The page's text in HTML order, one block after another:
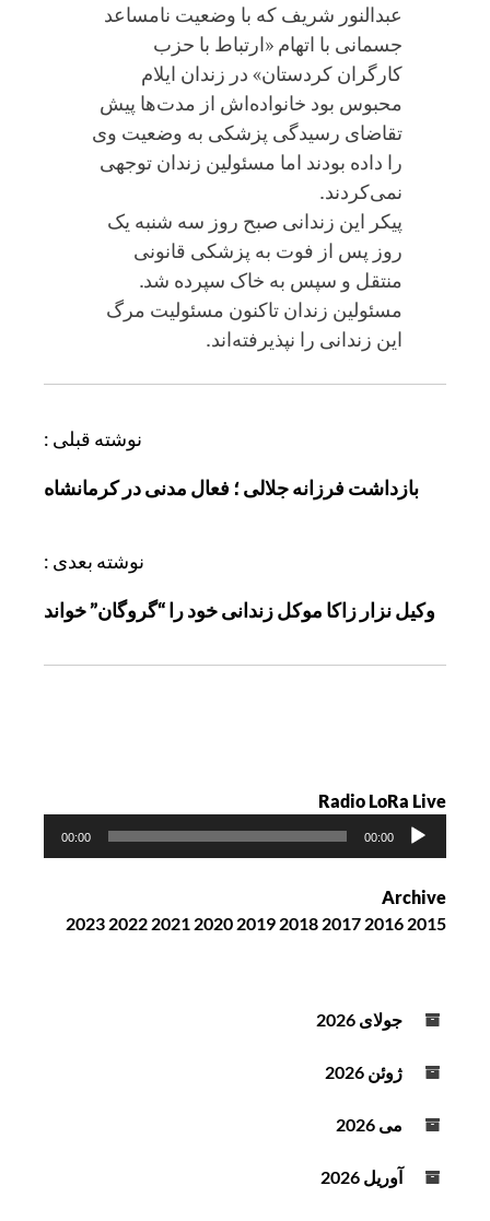
عبدالنور شریف که با وضعیت نامساعد
جسمانی با اتهام «ارتباط با حزب
کارگران کردستان» در زندان ایلام
محبوس بود خانواده‌اش از مدت‌ها پیش
تقاضای رسیدگی پزشکی به وضعیت وی
را داده بودند اما مسئولین زندان توجهی
نمی‌کردند.
پیکر این زندانی صبح روز سه شنبه یک
روز پس از فوت به پزشکی قانونی
منتقل و سپس به خاک سپرده شد.
مسئولین زندان تاکنون مسئولیت مرگ
این زندانی را نپذیرفته‌اند.
ش
نوشته قبلی :
بازداشت فرزانه جلالی ؛ فعال مدنی در کرمانشاه
نوشته بعدی :
وکیل نزار زاکا موکل زندانی خود را “گروگان” خواند
Radio LoRa Live
ک
ن
ه
و
00:00
00:00
Archive
2015
2016
2017
2018
2019
2020
2021
2022
2023
جولای 2026
ژوئن 2026
می 2026
آوریل 2026